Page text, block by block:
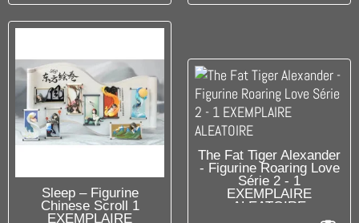
RUPTURE DE STOCK
Sleep – Figurine
Chinese Scroll 1
EXEMPLAIRE
DISPONIBLE
The Fat Tiger Alexander
- Figurine Roaring Love
Série 2 - 1
EXEMPLAIRE
ALEATOIRE